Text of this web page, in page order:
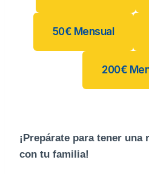
50€ Mensual
200€
¡Prepárate para tener
con tu familia!